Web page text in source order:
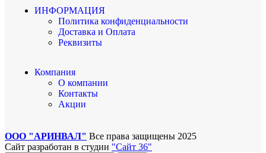
ИНФОРМАЦИЯ
Политика конфиденциальности
Доставка и Оплата
Реквизиты
Компания
О компании
Контакты
Акции
ООО "АРИНВАЛ" Все права защищены 2025
Сайт разработан в студии "Сайт 36"